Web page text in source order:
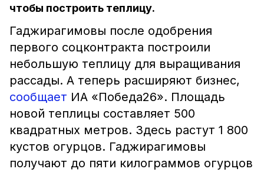
чтобы построить теплицу.
Гаджирагимовы после одобрения
первого соцконтракта построили
небольшую теплицу для выращивания
рассады. А теперь расширяют бизнес,
сообщает ИА «Победа26». Площадь
новой теплицы составляет 500
квадратных метров. Здесь растут 1 800
кустов огурцов. Гаджирагимовы
получают до пяти килограммов огурцов